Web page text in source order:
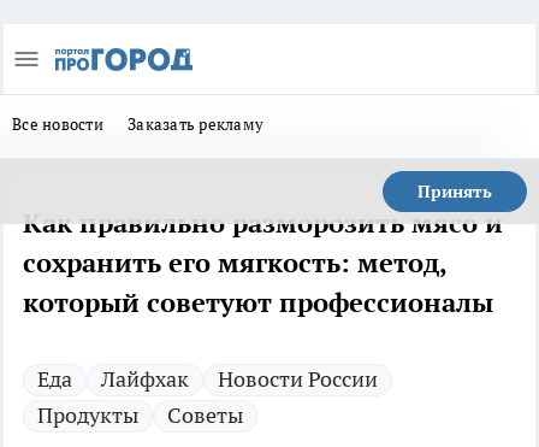
Все новости Заказать рекламу
Принять
Как правильно разморозить мясо и
сохранить его мягкость: метод,
который советуют профессионалы
Еда Лайфхак
Новости России
Продукты
Советы